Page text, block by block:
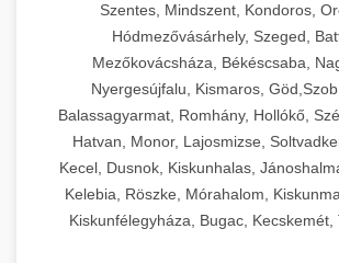
Szentes, Mindszent, Kondoros,
Hódmezővásárhely, Szeged,
Mezőkovácsháza, Békéscsaba,
Nyergesújfalu, Kismaros,
Balassagyarmat, Romhány, Hollókő,
Hatvan, Monor, Lajosmizse,
Kecel, Dusnok, Kiskunhalas,
Kelebia, Röszke, Mórahalom,
Kiskunfélegyháza, Bugac, Kecskemét,